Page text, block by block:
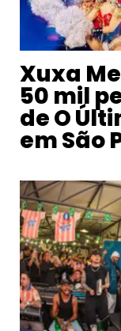
Xuxa
50 mil
de O
em São